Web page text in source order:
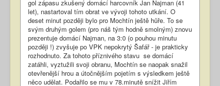
gol zápasu zkušený domácí harcovník Jan Najman (41
let), nastartoval tím obrat ve vývoji tohoto utkání. O
deset minut později bylo pro Mochtín ještě hůře. To se
svým druhým golem (pro náš tým hodně smolným) znovu
prezentuje domácí Najman, na 3:0 (o pouhou minutu
později !) zvyšuje po VPK nepokrytý Šafář - je prakticky
rozhodnuto. Za tohoto příznivého stavu se domácí
zatáhli, vyztužili svoji obranu, Mochtín se naopak snažil
otevřenější hrou a útočnějším pojetím s výsledkem ještě
něco udělat. Podařilo se mu v 78.minutě snížit Jiřím